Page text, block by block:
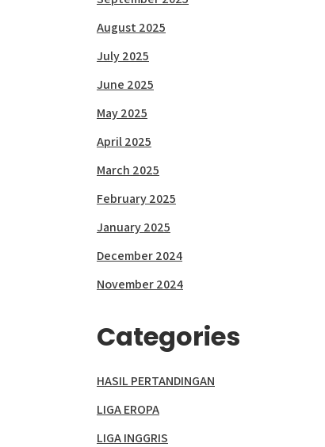
August 2025
July 2025
June 2025
May 2025
April 2025
March 2025
February 2025
January 2025
December 2024
November 2024
Categories
HASIL PERTANDINGAN
LIGA EROPA
LIGA INGGRIS